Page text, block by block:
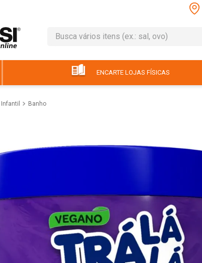
Busca vários itens (ex.: sal, ovo)
ENCARTE LOJAS FÍSICAS
Infantil Banho
leite
8º iogurte
9º ovo
10º arroz